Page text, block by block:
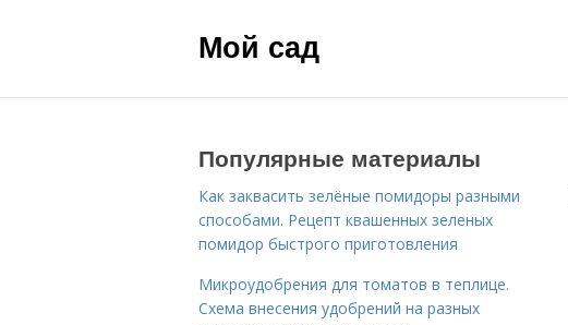
Мой сад
Популярные материалы
Как заквасить зелёные помидоры разными
способами. Рецепт квашенных зеленых
помидор быстрого приготовления
Микроудобрения для томатов в теплице.
Схема внесения удобрений на разных